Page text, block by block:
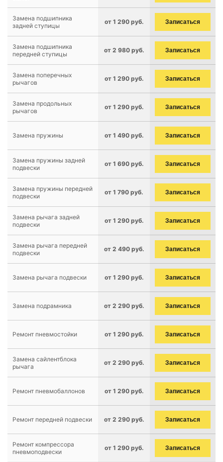
Замена подшипника
задней ступицы
от 1 290 руб. Записаться
Замена подшипника
передней ступицы
от 2 980 руб. Записаться
Замена поперечных
рычагов
от 1 290 руб. Записаться
Замена продольных
рычагов
от 1 290 руб. Записаться
Замена пружины от 1 490 руб. Записаться
Замена пружины задней
подвески
от 1 690 руб. Записаться
Замена пружины передней
подвески
от 1 790 руб. Записаться
Замена рычага задней
подвески
от 1 290 руб. Записаться
Замена рычага передней
подвески
от 2 490 руб. Записаться
Замена рычага подвески от 1 290 руб. Записаться
Замена подрамника от 2 290 руб. Записаться
Ремонт пневмостойки от 1 290 руб. Записаться
Замена сайлентблока
рычага
от 2 290 руб. Записаться
Ремонт пневмобаллонов от 1 290 руб. Записаться
Ремонт передней подвески от 2 290 руб. Записаться
Ремонт компрессора
пневмоподвески
от 1 290 руб. Записаться